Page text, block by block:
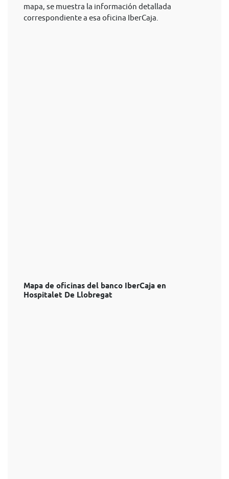
mapa, se muestra la información detallada
correspondiente a esa oficina IberCaja.
Mapa de oficinas del banco IberCaja en
Hospitalet De Llobregat